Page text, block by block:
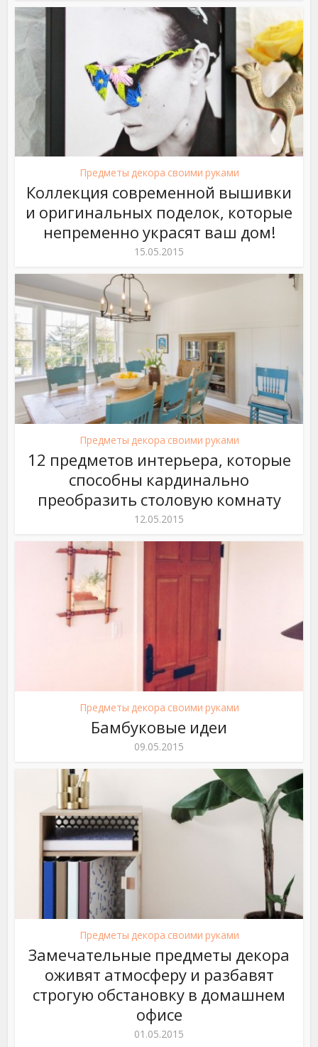
Предметы декора своими руками
Коллекция современной вышивки
и оригинальных поделок, которые
непременно украсят ваш дом!
15.05.2015
Предметы декора своими руками
12 предметов интерьера, которые
способны кардинально
преобразить столовую комнату
12.05.2015
Предметы декора своими руками
Бамбуковые идеи
09.05.2015
Предметы декора своими руками
Замечательные предметы декора
оживят атмосферу и разбавят
строгую обстановку в домашнем
офисе
01.05.2015